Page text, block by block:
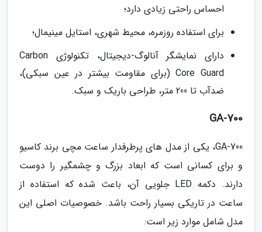
احساس راحتی زیادی دارد؛
برای استفاده روزمره، محیط شهری، استایل مینیمال؛
دارای نمایشگر آنالوگ-دیجیتال، تکنولوژی Carbon
Core Guard (برای مقاومت بیشتر در عین سبکی)،
ضدآب تا 200 متر، طراحی باریک و سبک.
GA-700
GA-700، یکی از مدل های پرطرفدار ساعت مچی برند کاسیو
و برای کسانی است که ابعاد بزرگ و چشمگیر را دوست
دارند. دکمه LED جلویی آن، باعث شده که استفاده از
ساعت در تاریکی بسیار راحت باشد. خصوصیات اصلی این
مدل شامل موارد زیر است: